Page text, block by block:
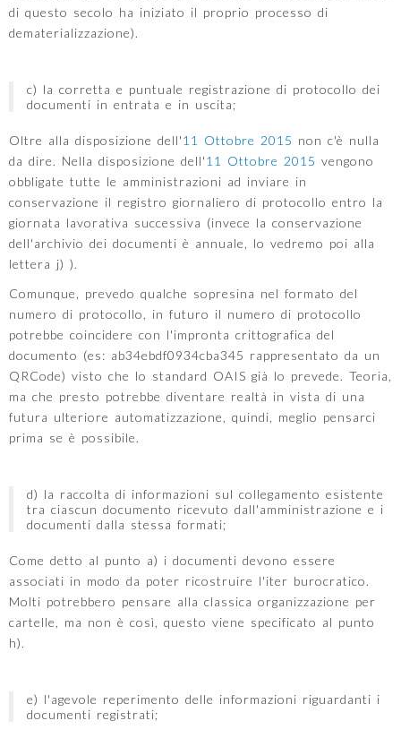
di questo secolo ha iniziato il proprio processo di
dematerializzazione).
c) la corretta e puntuale registrazione di protocollo dei
documenti in entrata e in uscita;
Oltre alla disposizione dell'11 Ottobre 2015 non c'è nulla
da dire. Nella disposizione dell'11 Ottobre 2015 vengono
obbligate tutte le amministrazioni ad inviare in
conservazione il registro giornaliero di protocollo entro la
giornata lavorativa successiva (invece la conservazione
dell'archivio dei documenti è annuale, lo vedremo poi alla
lettera j) ).
Comunque, prevedo qualche sopresina nel formato del
numero di protocollo, in futuro il numero di protocollo
potrebbe coincidere con l'impronta crittografica del
documento (es: ab34ebdf0934cba345 rappresentato da un
QRCode) visto che lo standard OAIS già lo prevede. Teoria,
ma che presto potrebbe diventare realtà in vista di una
futura ulteriore automatizzazione, quindi, meglio pensarci
prima se è possibile.
d) la raccolta di informazioni sul collegamento esistente
tra ciascun documento ricevuto dall'amministrazione e i
documenti dalla stessa formati;
Come detto al punto a) i documenti devono essere
associati in modo da poter ricostruire l'iter burocratico.
Molti potrebbero pensare alla classica organizzazione per
cartelle, ma non è così, questo viene specificato al punto
h).
e) l'agevole reperimento delle informazioni riguardanti i
documenti registrati;